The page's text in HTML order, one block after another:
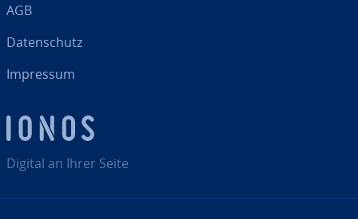
Digital an Ihrer Seite
AGB
Da­ten­schutz
Impressum